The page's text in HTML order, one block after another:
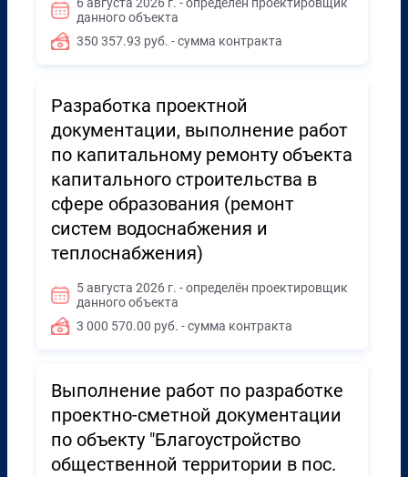
6 августа 2026 г. - определён проектировщик
данного объекта
350 357.93 руб. - сумма контракта
Разработка проектной
документации, выполнение работ
по капитальному ремонту объекта
капитального строительства в
сфере образования (ремонт
систем водоснабжения и
теплоснабжения)
5 августа 2026 г. - определён проектировщик
данного объекта
3 000 570.00 руб. - сумма контракта
Выполнение работ по разработке
проектно-сметной документации
по объекту "Благоустройство
общественной территории в пос.